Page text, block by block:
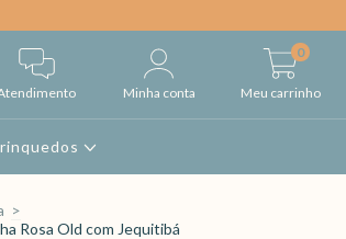
Minha conta Meu carrinho
0
>
Rosa Old com Jequitibá